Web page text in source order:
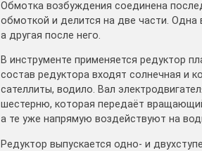
Обмотка возбуждения соединена
обмоткой и делится на две части. Одна
а другая после него.
В инструменте применяется редуктор
состав редуктора входят солнечная и
сателлиты, водило. Вал
шестерню, которая передаёт
а те уже напрямую воздействуют на
Редуктор выпускается одно- и